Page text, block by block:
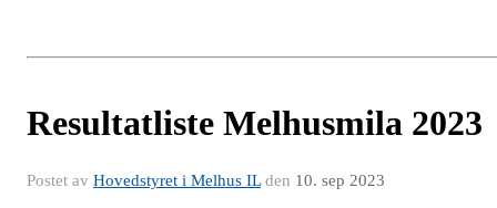
Resultatliste Melhusmila 2023
Postet av Hovedstyret i Melhus ILden 10. sep 2023